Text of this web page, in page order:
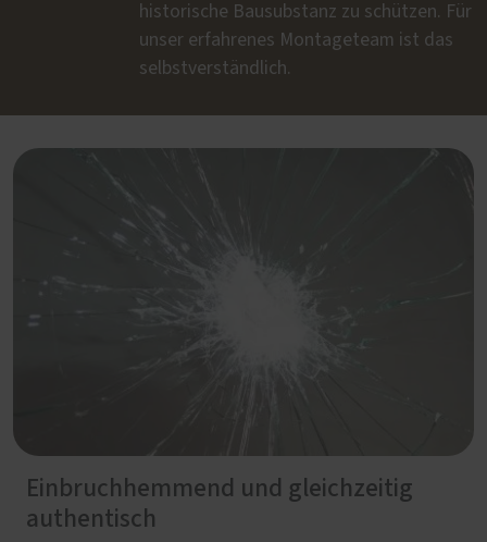
historische Bausubstanz zu schützen. Für
unser erfahrenes Montageteam ist das
selbstverständlich.
Einbruchhemmend und gleichzeitig
authentisch